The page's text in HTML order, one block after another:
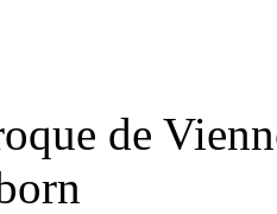
de